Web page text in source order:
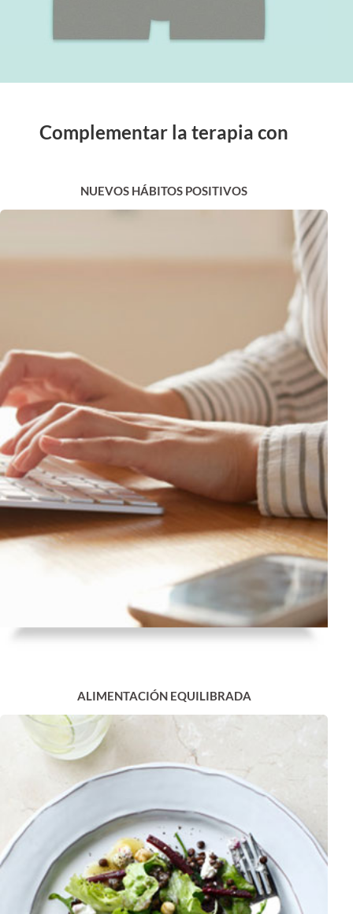
Complementar la terapia con
NUEVOS HÁBITOS POSITIVOS
ALIMENTACIÓN EQUILIBRADA